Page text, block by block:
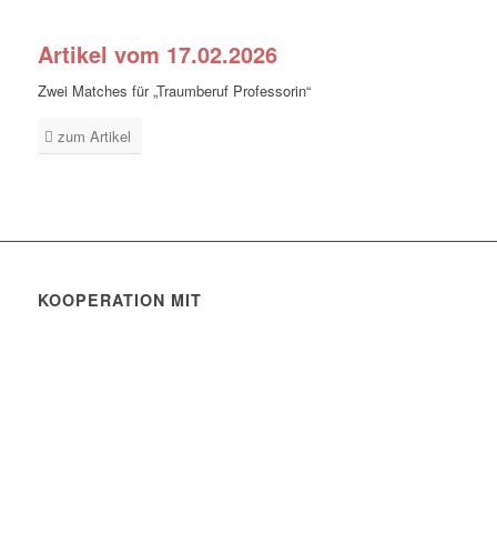
Artikel vom 17.02.2026
Zwei Matches für „Traumberuf Professorin“
zum Artikel
KOOPERATION MIT